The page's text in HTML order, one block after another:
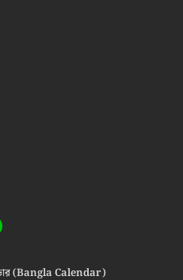
(Bangla Calendar)